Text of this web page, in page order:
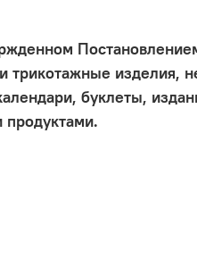
изделия,
буклеты,